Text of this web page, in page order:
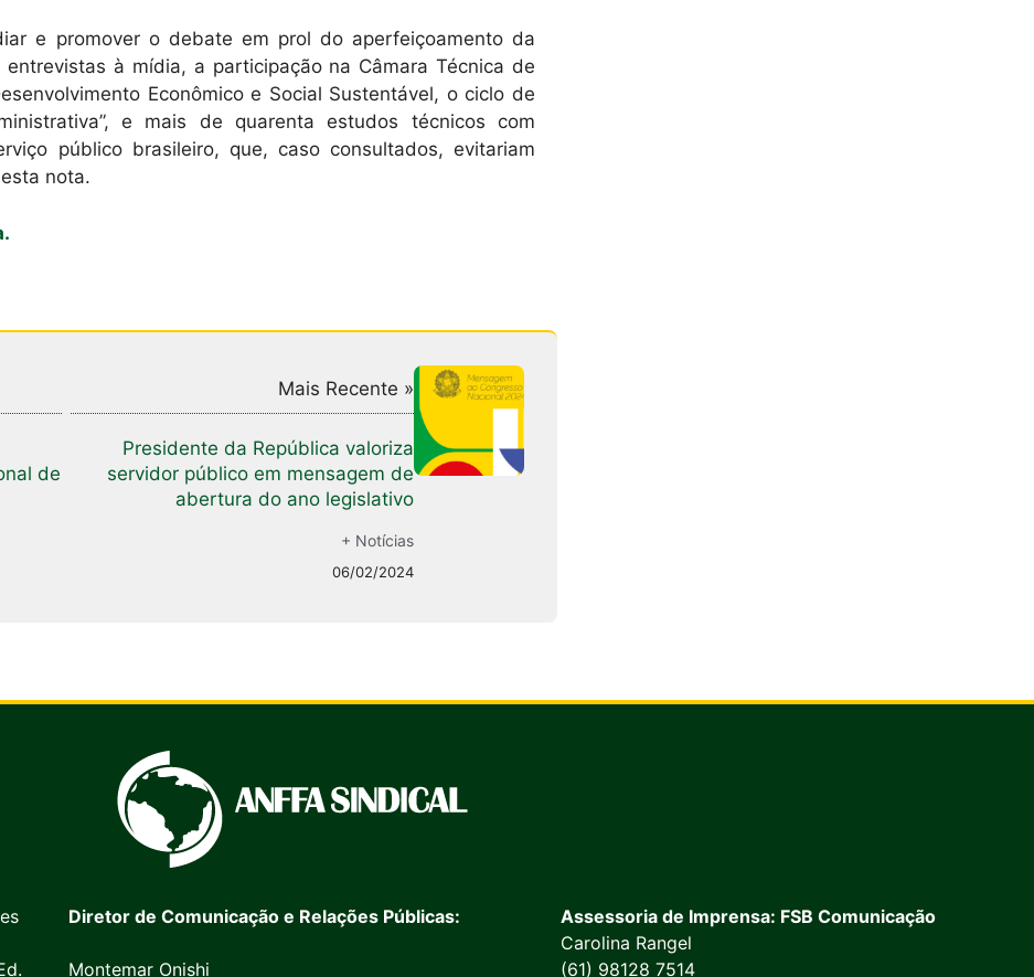
e promover o debate em prol do aperfeiçoamento da
à mídia, a participação na Câmara Técnica de
Econômico e Social Sustentável, o ciclo de
e mais de quarenta estudos técnicos com
público brasileiro, que, caso consultados, evitariam
nota.
de
Mais Recente »
Presidente da República valoriza
servidor público em mensagem de
abertura do ano legislativo
+ Notícias
06/02/2024
Diretor de Comunicação e Relações Públicas:
Montemar Onishi
Assessoria de Imprensa: FSB Comunicação
Carolina Rangel
(61) 98128 7514